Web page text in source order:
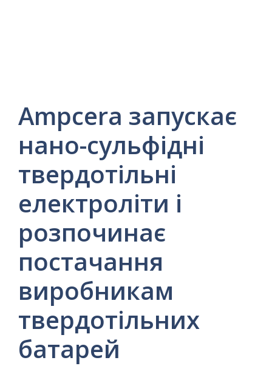
Ampcera запускає
нано-сульфідні
твердотільні
електроліти і
розпочинає
постачання
виробникам
твердотільних
батарей